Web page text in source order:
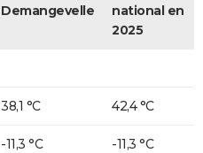
Demangevelle
national en
2025
38,1 °C 42,4 °C
-11,3 °C -11,3 °C